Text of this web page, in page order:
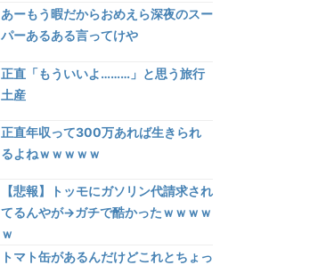
あーもう暇だからおめえら深夜のスー
パーあるある言ってけや
正直「もういいよ………」と思う旅行
土産
正直年収って300万あれば生きられ
るよねｗｗｗｗｗ
【悲報】トッモにガソリン代請求され
てるんやが→ガチで酷かったｗｗｗｗ
ｗ
トマト缶があるんだけどこれとちょっ